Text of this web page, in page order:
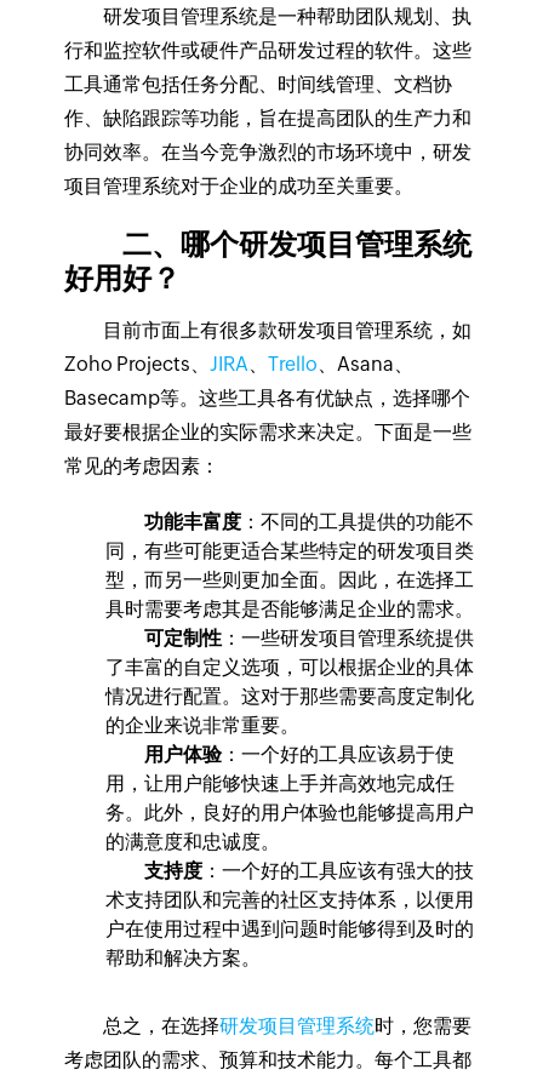
研发项目管理系统是一种帮助团队规划、执
行和监控软件或硬件产品研发过程的软件。这些
工具通常包括任务分配、时间线管理、文档协
作、缺陷跟踪等功能，旨在提高团队的生产力和
协同效率。在当今竞争激烈的市场环境中，研发
项目管理系统对于企业的成功至关重要。
二、哪个研发项目管理系统
好用好？
目前市面上有很多款研发项目管理系统，如
Zoho Projects、 JIRA、 Trello、Asana、
Basecamp等。这些工具各有优缺点，选择哪个
最好要根据企业的实际需求来决定。下面是一些
常见的考虑因素：
功能丰富度：不同的工具提供的功能不
同，有些可能更适合某些特定的研发项目类
型，而另一些则更加全面。因此，在选择工
具时需要考虑其是否能够满足企业的需求。
可定制性：一些研发项目管理系统提供
了丰富的自定义选项，可以根据企业的具体
情况进行配置。这对于那些需要高度定制化
的企业来说非常重要。
用户体验：一个好的工具应该易于使
用，让用户能够快速上手并高效地完成任
务。此外，良好的用户体验也能够提高用户
的满意度和忠诚度。
支持度：一个好的工具应该有强大的技
术支持团队和完善的社区支持体系，以便用
户在使用过程中遇到问题时能够得到及时的
帮助和解决方案。
总之，在选择研发项目管理系统时，您需要
考虑团队的需求、预算和技术能力。每个工具都